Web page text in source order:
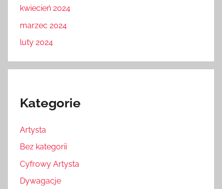
kwiecień 2024
marzec 2024
luty 2024
Kategorie
Artysta
Bez kategorii
Cyfrowy Artysta
Dywagacje